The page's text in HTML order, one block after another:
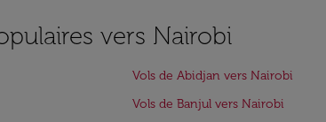
vers Nairobi
Vols de Abidjan vers Nairobi
Vols de Banjul vers Nairobi